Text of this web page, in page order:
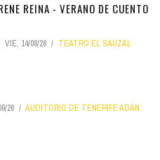
REINA - VERANO DE CUENTO
VIE, 14/08/26 TEATRO EL SAUZAL
26
AUDITORIO DE TENERIFE ADÁN